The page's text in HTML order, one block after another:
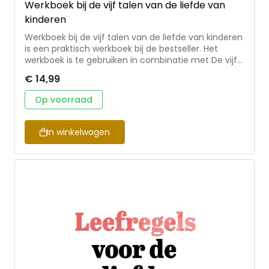
Werkboek bij de vijf talen van de liefde van
kinderen
Werkboek bij de vijf talen van de liefde van kinderen
is een praktisch werkboek bij de bestseller. Het
werkboek is te gebruiken in combinatie met De vijf
afwisselende werkvormen helpt het boek de lezers
om de liefdestaal van hun kind te leren kennen en
te leren spreken. Het werkboek bevat aansprekende
illustraties en voorbeelden om direct in de praktijk
te brengen. Voor individueel gebruik, voor stellen of
voor kringgebruik.
€ 14,99
Op voorraad
In winkelwagen